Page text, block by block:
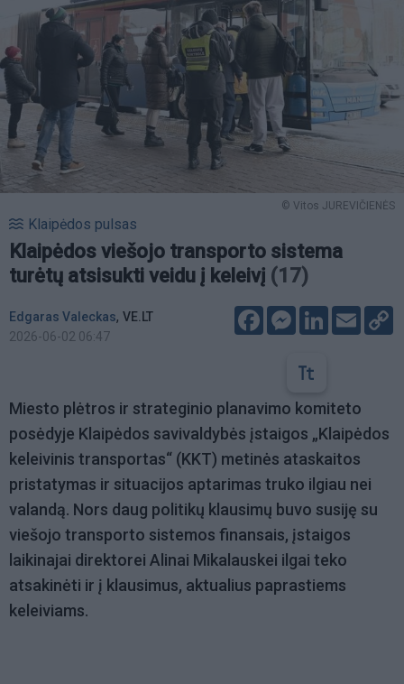
© Vitos JUREVIČIENĖS
Klaipėdos pulsas
Klaipėdos viešojo transporto sistema
turėtų atsisukti veidu į keleivį (17)
Edgaras Valeckas, VE.LT
2026-06-02 06:47
FacebookMessenger
LinkedIn
Email
Miesto plėtros ir strateginio planavimo komiteto
posėdyje Klaipėdos savivaldybės įstaigos „Klaipėdos
keleivinis transportas“ (KKT) metinės ataskaitos
pristatymas ir situacijos aptarimas truko ilgiau nei
valandą. Nors daug politikų klausimų buvo susiję su
viešojo transporto sistemos finansais, įstaigos
laikinajai direktorei Alinai Mikalauskei ilgai teko
atsakinėti ir į klausimus, aktualius paprastiems
keleiviams.